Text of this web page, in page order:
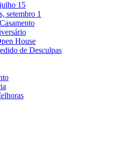
15
setembro 1
House
de Desculpas